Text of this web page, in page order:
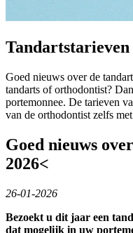
Tandartstarieven
Goed nieuws over de
tandarts of orthodontist?
portemonnee. De tarieven
van de orthodontist zelfs
Goed nieuws
2026<
26-01-2026
Bezoekt u dit jaar een
dat mogelijk in uw